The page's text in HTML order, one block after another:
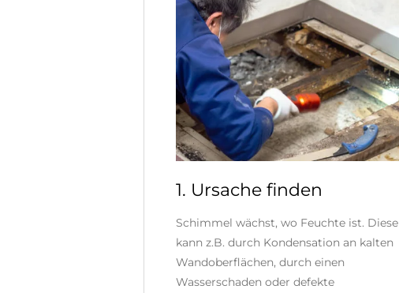
1. Ursache finden
Schimmel wächst, wo Feuchte ist. Diese
kann z.B. durch Kondensation an kalten
Wandoberflächen, durch einen
Wasserschaden oder defekte